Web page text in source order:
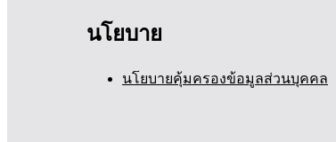
นโยบาย
นโยบายคุ้มครองข้อมูลส่วนบุคคล